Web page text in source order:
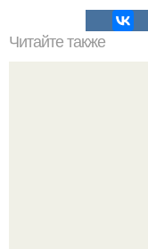
Читайте также